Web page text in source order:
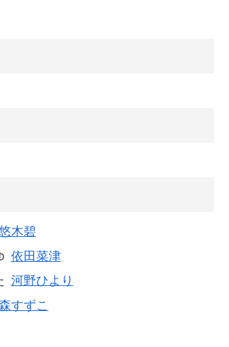
木碧
依田菜津
河野ひより
すずこ